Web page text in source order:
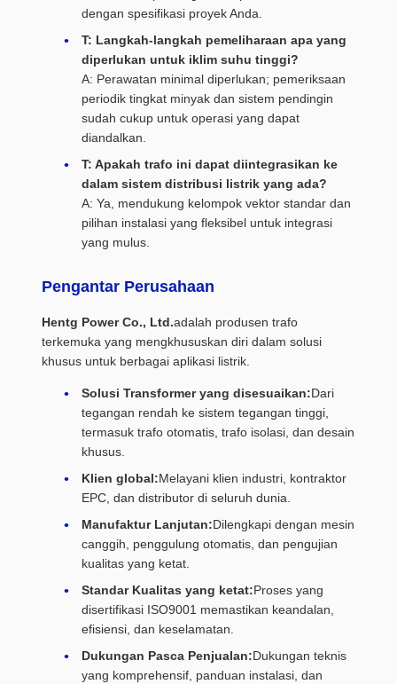
dengan spesifikasi proyek Anda.
T: Langkah-langkah pemeliharaan apa yang
diperlukan untuk iklim suhu tinggi?
A: Perawatan minimal diperlukan; pemeriksaan
periodik tingkat minyak dan sistem pendingin
sudah cukup untuk operasi yang dapat
diandalkan.
T: Apakah trafo ini dapat diintegrasikan ke
dalam sistem distribusi listrik yang ada?
A: Ya, mendukung kelompok vektor standar dan
pilihan instalasi yang fleksibel untuk integrasi
yang mulus.
Pengantar Perusahaan
Hentg Power Co., Ltd.adalah produsen trafo
terkemuka yang mengkhususkan diri dalam solusi
khusus untuk berbagai aplikasi listrik.
Solusi Transformer yang disesuaikan:Dari
tegangan rendah ke sistem tegangan tinggi,
termasuk trafo otomatis, trafo isolasi, dan desain
khusus.
Klien global:Melayani klien industri, kontraktor
EPC, dan distributor di seluruh dunia.
Manufaktur Lanjutan:Dilengkapi dengan mesin
canggih, penggulung otomatis, dan pengujian
kualitas yang ketat.
Standar Kualitas yang ketat:Proses yang
disertifikasi ISO9001 memastikan keandalan,
efisiensi, dan keselamatan.
Dukungan Pasca Penjualan:Dukungan teknis
yang komprehensif, panduan instalasi, dan